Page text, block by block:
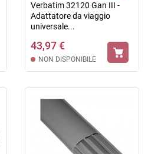
Verbatim 32120 Gan III -
Adattatore da viaggio
universale...
43,97 €
NON DISPONIBILE